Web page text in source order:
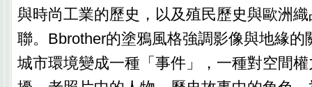
與時尚工業的歷史，以及殖民歷史與歐洲
聯。Bbrother的塗鴉風格強調影像與地緣的
城市環境變成一種「事件」，一種對空間